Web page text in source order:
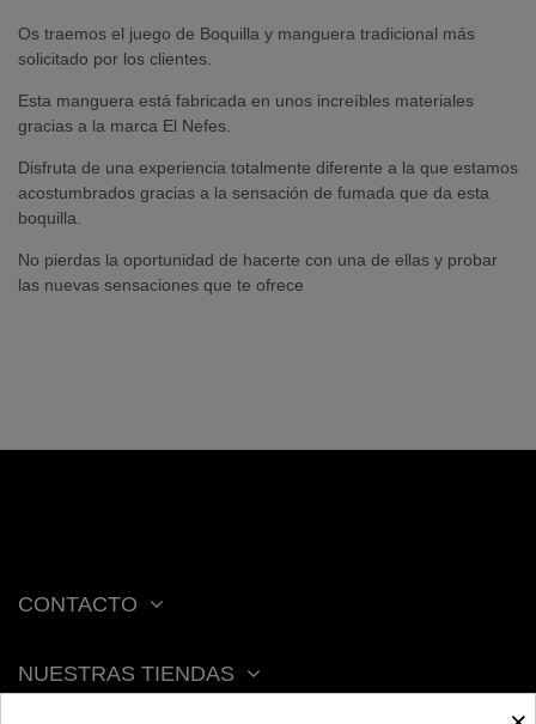
Os traemos el juego de Boquilla y manguera tradicional más
solicitado por los clientes.
Esta manguera está fabricada en unos increíbles materiales
gracias a la marca El Nefes.
Disfruta de una experiencia totalmente diferente a la que estamos
acostumbrados gracias a la sensación de fumada que da esta
boquilla.
No pierdas la oportunidad de hacerte con una de ellas y probar
las nuevas sensaciones que te ofrece
CONTACTO
NUESTRAS TIENDAS